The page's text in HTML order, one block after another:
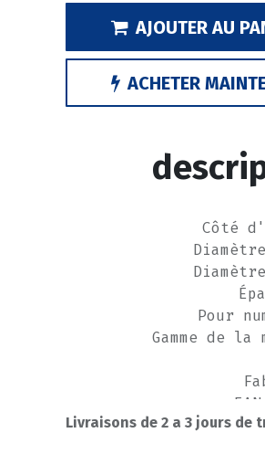
AJOUTER AU
ACHETER
Côté
Pour
Gamme de
Numéro
Livraisons de 2 a 3 jours de